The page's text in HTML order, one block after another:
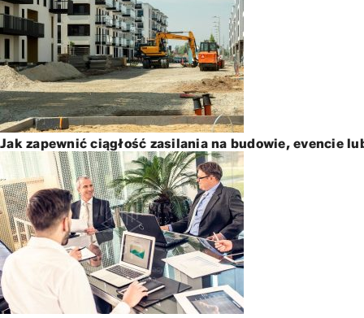
Jak zapewnić ciągłość zasilania na budowie, evencie